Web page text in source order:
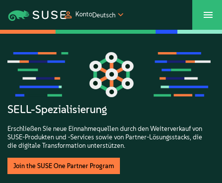
KontoDeutsch
Produkte
Lösungen
Support und Services
Partners
SELL-Spezialisierung
Erschließen Sie neue Einnahmequellen durch den Weiterverkauf von
SUSE-Produkten und -Services sowie von Partner-Lösungsstacks, die
die digitale Transformation unterstützen.
Join the SUSE One Partner Program